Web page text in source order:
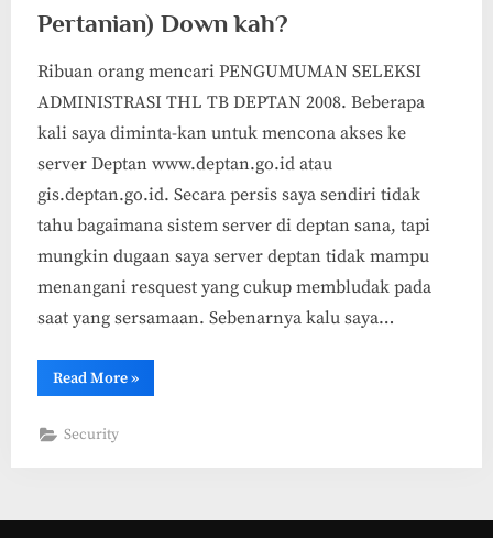
Pertanian) Down kah?
Ribuan orang mencari PENGUMUMAN SELEKSI
ADMINISTRASI THL TB DEPTAN 2008. Beberapa
kali saya diminta-kan untuk mencona akses ke
server Deptan www.deptan.go.id atau
gis.deptan.go.id. Secara persis saya sendiri tidak
tahu bagaimana sistem server di deptan sana, tapi
mungkin dugaan saya server deptan tidak mampu
menangani resquest yang cukup membludak pada
saat yang sersamaan. Sebenarnya kalu saya…
Read More“Server
Deptan
»
Security